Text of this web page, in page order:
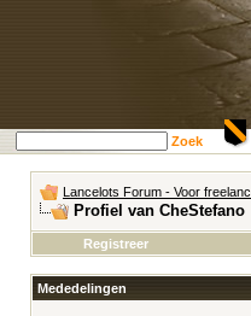
Zoek
Lancelots Forum - Voor
Profiel van CheStefano
Registreer
Mededelingen